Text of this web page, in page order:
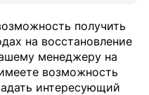
получить
на восстановление
менеджеру на
возможность
интересующий